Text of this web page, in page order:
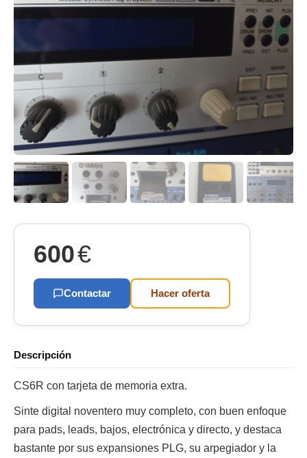
600€
Contactar Hacer oferta
Descripción
CS6R con tarjeta de memoria extra.
Sinte digital noventero muy completo, con buen enfoque
para pads, leads, bajos, electrónica y directo, y destaca
bastante por sus expansiones PLG, su arpegiador y la